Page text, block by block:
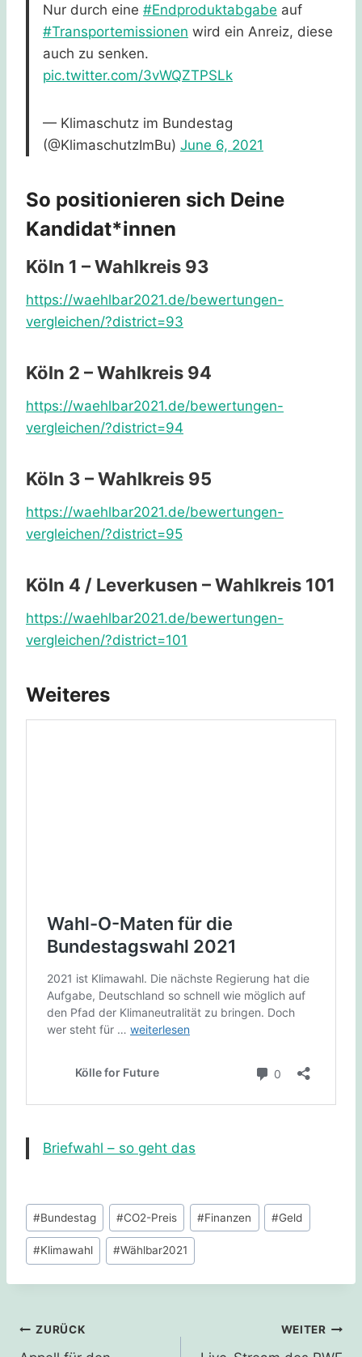
Nur durch eine #Endproduktabgabe auf
#Transportemissionen wird ein Anreiz, diese
auch zu senken.
pic.twitter.com/3vWQZTPSLk
— Klimaschutz im Bundestag
(@KlimaschutzImBu) June 6, 2021
So positionieren sich Deine
Kandidat*innen
Köln 1 – Wahlkreis 93
https://waehlbar2021.de/bewertungen-
vergleichen/?district=93
Köln 2 – Wahlkreis 94
https://waehlbar2021.de/bewertungen-
vergleichen/?district=94
Köln 3 – Wahlkreis 95
https://waehlbar2021.de/bewertungen-
vergleichen/?district=95
Köln 4 / Leverkusen – Wahlkreis 101
https://waehlbar2021.de/bewertungen-
vergleichen/?district=101
Weiteres
Briefwahl – so geht das
Schlagworte:
#Bundestag #CO2-Preis #Finanzen #Geld
#Klimawahl #Wählbar2021
Beitragsnavigation
ZURÜCK WEITER